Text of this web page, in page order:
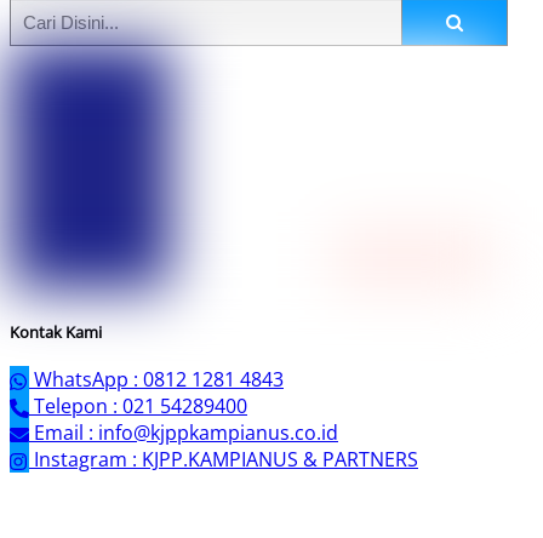
Kontak Kami
WhatsApp : 0812 1281 4843
Telepon : 021 54289400
Email : info@kjppkampianus.co.id
Instagram : KJPP.KAMPIANUS & PARTNERS